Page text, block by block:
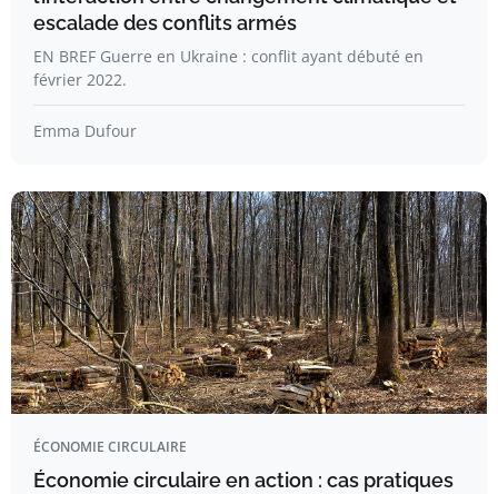
escalade des conflits armés
EN BREF Guerre en Ukraine : conflit ayant débuté en
février 2022.
Emma Dufour
ÉCONOMIE CIRCULAIRE
Économie circulaire en action : cas pratiques